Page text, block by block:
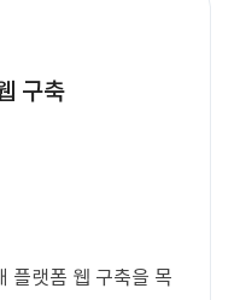
구축
플랫폼 웹 구축을 목